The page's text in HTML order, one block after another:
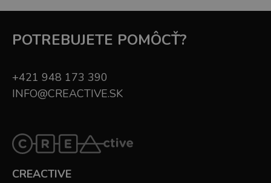
POTREBUJETE POMÔCŤ?
+421 948 173 390
INFO@CREACTIVE.SK
CREACTIVE